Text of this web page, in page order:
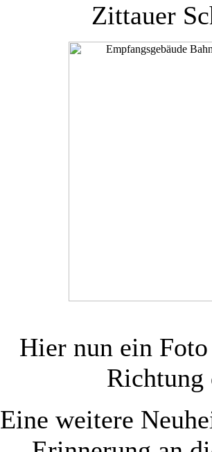
Zittauer
Hier nun ein
Richtung
Eine weitere